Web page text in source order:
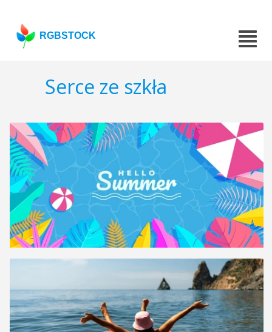
RGBSTOCK
Serce ze szkła